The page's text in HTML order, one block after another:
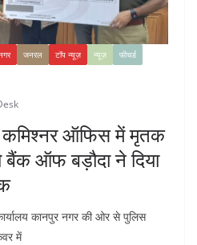
जनरल टॉप न्यूज़ न्यूज़
फीचर्ड
कमिश्नर ऑफिस में मृतक
बैंक ऑफ बड़ौदा ने दिया
कानपुर नगर की ओर से पुलिस
में